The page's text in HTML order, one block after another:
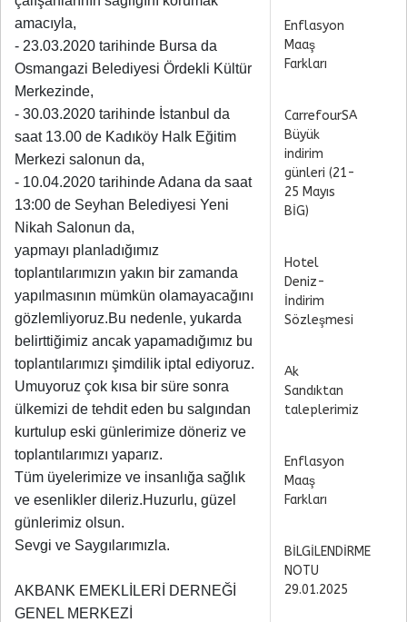
amacıyla,
- 23.03.2020 tarihinde Bursa da
Osmangazi Belediyesi Ördekli Kültür
Merkezinde,
- 30.03.2020 tarihinde İstanbul da
saat 13.00 de Kadıköy Halk Eğitim
Merkezi salonun da,
- 10.04.2020 tarihinde Adana da saat
13:00 de Seyhan Belediyesi Yeni
Nikah Salonun da,
yapmayı planladığımız
toplantılarımızın yakın bir zamanda
yapılmasının mümkün olamayacağını
gözlemliyoruz.Bu nedenle, yukarda
belirttiğimiz ancak yapamadığımız bu
toplantılarımızı şimdilik iptal ediyoruz.
Umuyoruz çok kısa bir süre sonra
ülkemizi de tehdit eden bu salgından
kurtulup eski günlerimize döneriz ve
toplantılarımızı yaparız.
Tüm üyelerimize ve insanlığa sağlık
ve esenlikler dileriz.Huzurlu, güzel
günlerimiz olsun.
Sevgi ve Saygılarımızla.
AKBANK EMEKLİLERİ DERNEĞİ
GENEL MERKEZİ
Enflasyon
Maaş
Farkları
CarrefourSA
Büyük
indirim
günleri (21-
25 Mayıs
BİG)
Hotel
Deniz-
İndirim
Sözleşmesi
Ak
Sandıktan
taleplerimiz
Enflasyon
Maaş
Farkları
BİLGİLENDİRME
NOTU
29.01.2025